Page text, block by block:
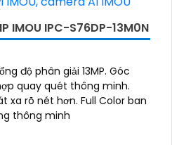
IMOU IPC-S76DP-13M0N
độ phân giải 13MP. Góc
quay quét thông minh.
xa rõ nét hơn. Full Color ban
thông minh